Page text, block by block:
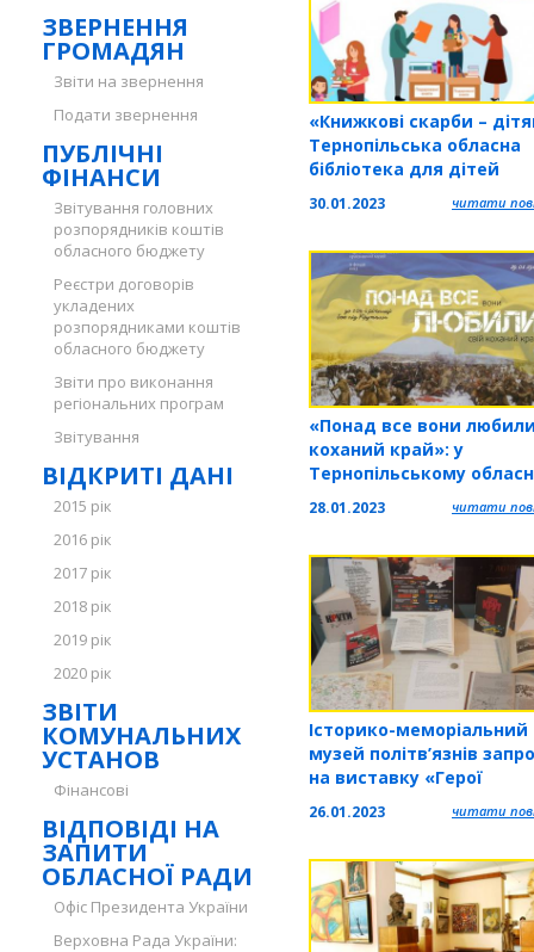
ЗВЕРНЕННЯ
ГРОМАДЯН
Звіти на звернення
Подати звернення
ПУБЛІЧНІ
ФІНАНСИ
Звітування головних
розпорядників коштів
обласного бюджету
Реєстри договорів
укладених
розпорядниками коштів
обласного бюджету
Звіти про виконання
регіональних програм
Звітування
ВІДКРИТІ ДАНІ
2015 рік
2016 рік
2017 рік
2018 рік
2019 рік
2020 рік
ЗВІТИ
КОМУНАЛЬНИХ
УСТАНОВ
Фінансові
ВІДПОВІДІ НА
ЗАПИТИ
ОБЛАСНОЇ РАДИ
Офіс Президента України
Верховна Рада України:
«Книжкові скарби –
Тернопільська обласна
бібліотека для дітей
запрошує долучитися
масштабної акції по
30.01.2023 читати
«Понад все вони
коханий край»: у
Тернопільському
краєзнавчому музеї діє
виставка
28.01.2023 читати
Історико-меморіальний
музей політв’язнів
на виставку «Герої
26.01.2023 читати